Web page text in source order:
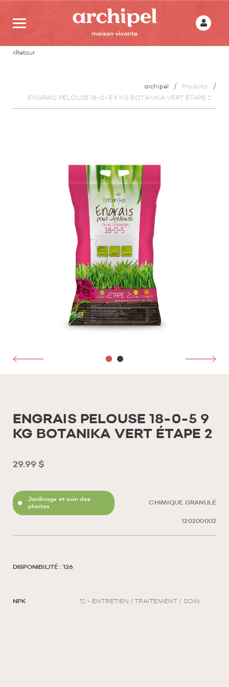
Retour
archipel
Produits
ENGRAIS PELOUSE 18-0-5 9 KG BOTANIKA VERT ÉTAPE 2
ENGRAIS PELOUSE 18-0-5 9
KG BOTANIKA VERT ÉTAPE 2
29.99 $
Jardinage et soin des
plantes
CHIMIQUE GRANULÉ
120200002
DISPONIBILITÉ : 126
NPK 12 - ENTRETIEN / TRAITEMENT / SOIN